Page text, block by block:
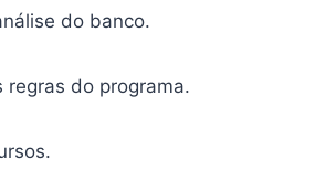
do banco.
do programa.